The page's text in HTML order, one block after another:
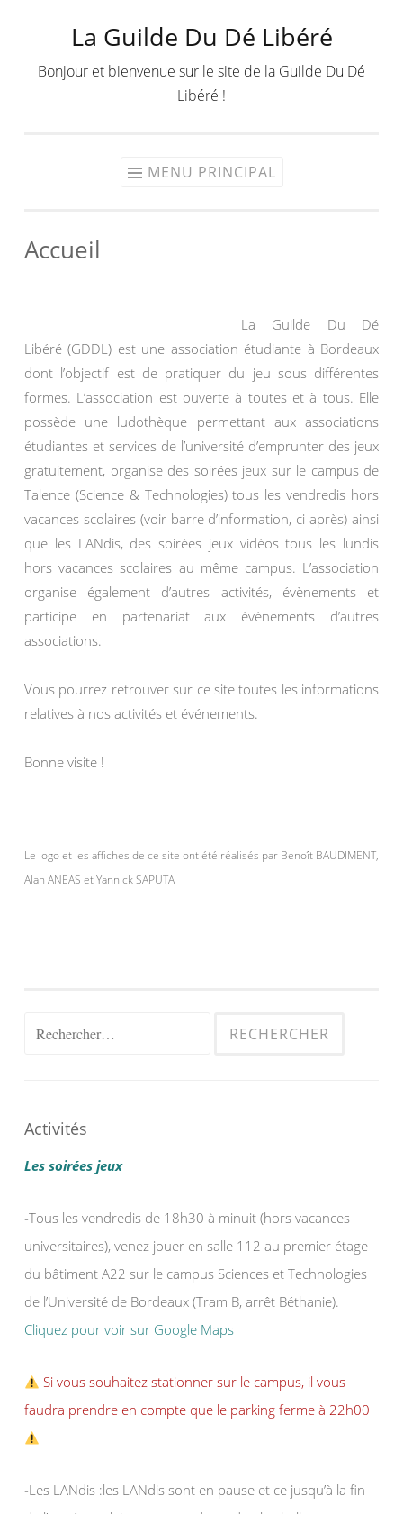
contenu
La Guilde Du Dé Libéré
Bonjour et bienvenue sur le site de la Guilde Du Dé
Libéré !
MENU PRINCIPAL
Accueil
La Guilde Du Dé
Libéré (GDDL) est une association étudiante à Bordeaux
dont l’objectif est de pratiquer du jeu sous différentes
formes. L’association est ouverte à toutes et à tous. Elle
possède une ludothèque permettant aux associations
étudiantes et services de l’université d’emprunter des jeux
gratuitement, organise des soirées jeux sur le campus de
Talence (Science & Technologies) tous les vendredis hors
vacances scolaires (voir barre d’information, ci-après) ainsi
que les LANdis, des soirées jeux vidéos tous les lundis
hors vacances scolaires au même campus. L’association
organise également d’autres activités, évènements et
participe en partenariat aux événements d’autres
associations.
Vous pourrez retrouver sur ce site toutes les informations
relatives à nos activités et événements.
Bonne visite !
Le logo et les affiches de ce site ont été réalisés par Benoît BAUDIMENT,
Alan ANEAS et Yannick SAPUTA
Rechercher :
Activités
Les soirées jeux
-Tous les vendredis de 18h30 à minuit (hors vacances
universitaires), venez jouer en salle 112 au premier étage
du bâtiment A22 sur le campus Sciences et Technologies
de l’Université de Bordeaux (Tram B, arrêt Béthanie).
Cliquez pour voir sur Google Maps
Si vous souhaitez stationner sur le campus, il vous
faudra prendre en compte que le parking ferme à 22h00
-Les LANdis :les LANdis sont en pause et ce jusqu’à la fin